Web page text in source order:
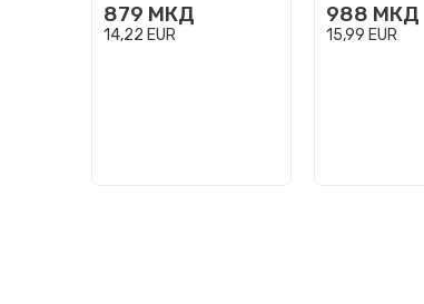
879 МКД
14,22 EUR
А5
988 МКД
15,99 EUR